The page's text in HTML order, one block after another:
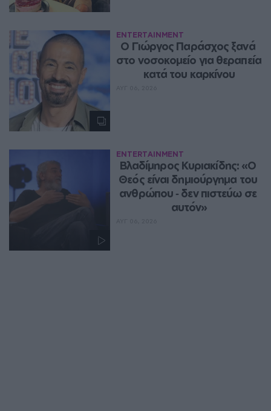
ENTERTAINMENT
O Γιώργος Παράσχος ξανά
στο νοσοκομείο για θεραπεία
κατά του καρκίνου
ENTERTAINMENT
Βλαδίμηρος Κυριακίδης: «Ο
Θεός είναι δημιούργημα του
ανθρώπου ‑ δεν πιστεύω σε
αυτόν»